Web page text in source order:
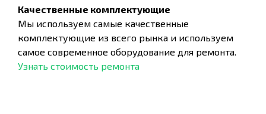
Качественные комплектующие
Мы используем самые качественные
комплектующие из всего рынка и используем
самое современное оборудование для ремонта.
Узнать стоимость ремонта